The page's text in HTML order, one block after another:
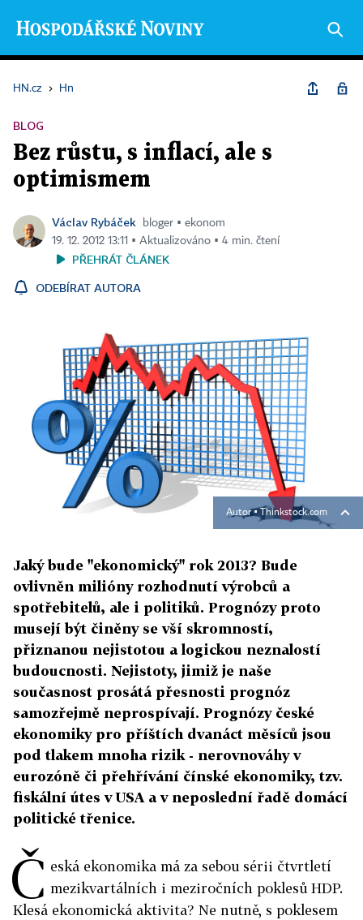
HN.cz › Hn
BLOG
Bez růstu, s inflací, ale s
optimismem
Václav Rybáček
bloger ▪ ekonom
19. 12. 2012 13:11 ▪ Aktualizováno ▪ 4 min. čtení
PŘEHRÁT ČLÁNEK
ODEBÍRAT AUTORA
Autor ▪ Thinkstock.com
Jaký bude "ekonomický" rok 2013? Bude
ovlivněn milióny rozhodnutí výrobců a
spotřebitelů, ale i politiků. Prognózy proto
musejí být činěny se vší skromností,
přiznanou nejistotou a logickou neznalostí
budoucnosti. Nejistoty, jimiž je naše
současnost prosátá přesnosti prognóz
samozřejmě neprospívají. Prognózy české
ekonomiky pro příštích dvanáct měsíců jsou
pod tlakem mnoha rizik - nerovnováhy v
eurozóně či přehřívání čínské ekonomiky, tzv.
fiskální útes v USA a v neposlední řadě domácí
politické třenice.
Č eská ekonomika má za sebou sérii čtvrtletí
mezikvartálních i meziročních poklesů HDP.
Klesá ekonomická aktivita? Ne nutně, s poklesem